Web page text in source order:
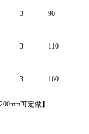
3 90
3 110
3 160
可定做】